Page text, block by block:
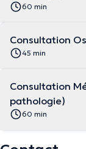
60 min
Consultation
45 min
Consultation
pathologie)
60 min